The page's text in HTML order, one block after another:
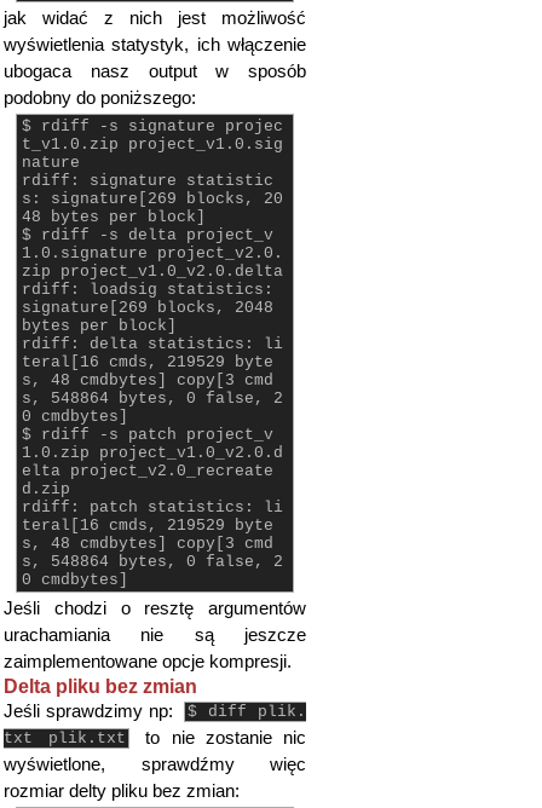
jak widać z nich jest możliwość
wyświetlenia statystyk, ich włączenie
ubogaca nasz output w sposób
podobny do poniższego:
$ rdiff -s signature projec
t_v1.0.zip project_v1.0.sig
nature
rdiff: signature statistic
s: signature[269 blocks, 20
48 bytes per block]
$ rdiff -s delta project_v
1.0.signature project_v2.0.
zip project_v1.0_v2.0.delta
rdiff: loadsig statistics:
signature[269 blocks, 2048
bytes per block]
rdiff: delta statistics: li
teral[16 cmds, 219529 byte
s, 48 cmdbytes] copy[3 cmd
s, 548864 bytes, 0 false, 2
0 cmdbytes]
$ rdiff -s patch project_v
1.0.zip project_v1.0_v2.0.d
elta project_v2.0_recreate
d.zip
rdiff: patch statistics: li
teral[16 cmds, 219529 byte
s, 48 cmdbytes] copy[3 cmd
s, 548864 bytes, 0 false, 2
0 cmdbytes]
Jeśli chodzi o resztę argumentów
urachamiania nie są jeszcze
zaimplementowane opcje kompresji.
Delta pliku bez zmian
Jeśli sprawdzimy np:
$ diff plik.
txt plik.txt
to nie zostanie nic
wyświetlone, sprawdźmy więc
rozmiar delty pliku bez zmian: